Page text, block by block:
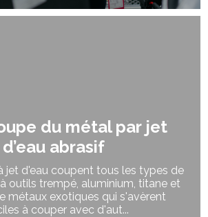
du métal par jet
d’eau abrasif
jet d'eau coupent tous les types de
outils trempé, aluminium, titane et
métaux exotiques qui s'avèrent
à couper avec d'aut...